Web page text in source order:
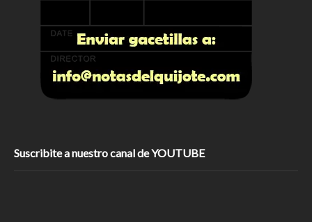
Suscribite a nuestro canal de YOUTUBE